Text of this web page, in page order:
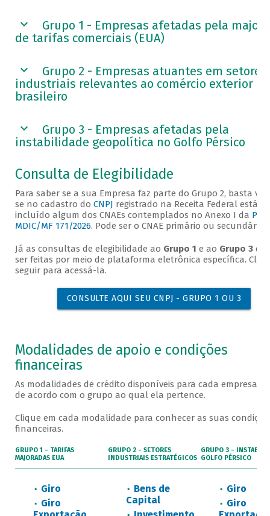
Grupo 1 - Empresas afetadas pela
de tarifas comerciais (EUA)
Grupo 2 - Empresas atuantes em setores
industriais relevantes ao comércio exterior
brasileiro
Grupo 3 - Empresas afetadas pela
instabilidade geopolítica no Golfo Pérsico
Consulta de Elegibilidade
Para saber se a sua Empresa faz parte do Grupo 2, basta
se no cadastro do CNPJ registrado na Receita Federal está
incluído algum dos CNAEs contemplados no Anexo I da
MDIC/MF 171/2026. Pode ser o CNAE primário ou secundário.
Já as consultas de elegibilidade ao Grupo 1 e ao Grupo 3
ser feitas por meio de plataforma eletrônica específica.
seguir para acessá-la.
CONSULTE AQUI SEU CNPJ - GRUPO 1 OU 3
Modalidades de apoio e condições
financeiras
As modalidades de crédito disponíveis para cada empresa
de acordo com o grupo ao qual ela pertence.
Clique em cada modalidade para conhecer as suas
financeiras.
GRUPO 1 - TARIFAS
MAJORADAS EUA
GRUPO 2 - SETORES
INDUSTRIAIS ESTRATÉGICOS
GRUPO 3 -
GOLFO PÉRSICO
Giro
Giro
Bens de
Capital
Giro
Giro